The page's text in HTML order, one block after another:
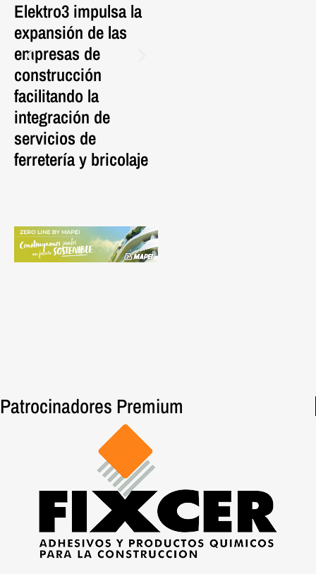
Elektro3 impulsa la
expansión de las
empresas de
construcción
facilitando la
integración de
servicios de
ferretería y bricolaje
Patrocinadores Premium